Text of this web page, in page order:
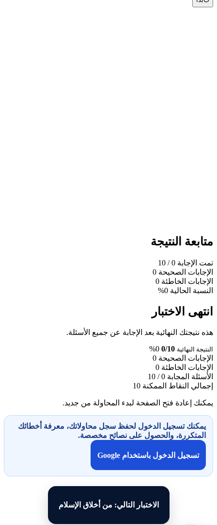
متابعة النتيجة
تمت الإجابة 0
/ 10
الإجابات الصحيحة 0
الإجابات الخاطئة 0
النسبة الحالية 0%
انتهى الاختبار
هذه نتيجتك النهائية بعد الإجابة عن جميع الأسئلة.
النتيجة النهائية 0/10
0%
الإجابات الصحيحة 0
الإجابات الخاطئة 0
الأسئلة المجابة 0 / 10
إجمالي النقاط الممكنة 10
يمكنك إعادة فتح الصفحة لبدء المحاولة من جديد.
يمكنك تسجيل الدخول لحفظ سجل محاولاتك، معرفة أخطائك
المتكررة، والحصول على نصائح مخصصة.
تسجيل الدخول باستخدام Google
الاختبار التالي: من أخلاق الإسلام